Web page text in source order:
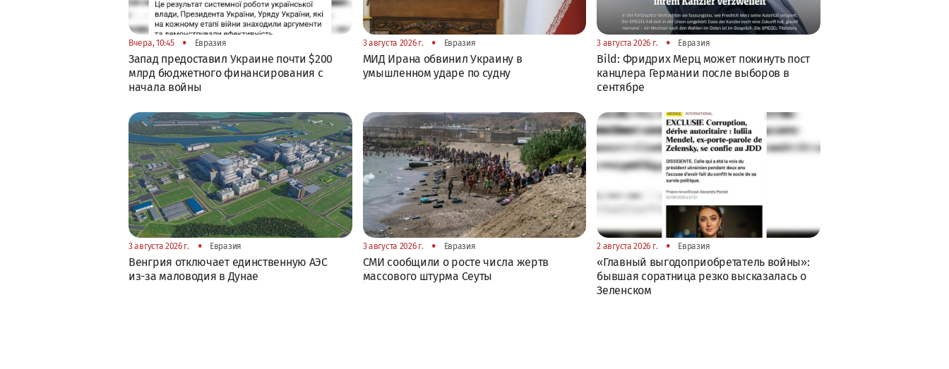
Вчера, 10:45 • Евразия
Запад предоставил Украине почти $200
млрд бюджетного финансирования с
начала войны
3 августа 2026 г. • Евразия
МИД Ирана обвинил Украину в
умышленном ударе по судну
3 августа 2026 г. • Евразия
Bild: Фридрих Мерц может покинуть пост
канцлера Германии после выборов в
сентябре
3 августа 2026 г. • Евразия
Венгрия отключает единственную АЭС
из-за маловодия в Дунае
3 августа 2026 г. • Евразия
СМИ сообщили о росте числа жертв
массового штурма Сеуты
2 августа 2026 г. • Евразия
«Главный выгодоприобретатель войны»:
бывшая соратница резко высказалась о
Зеленском